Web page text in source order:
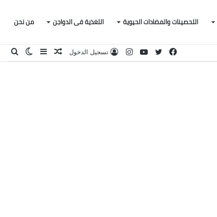
التحصينات والمضادات الحيوية التغذية فى الدواجن من نحن
الوضع إضافة مقال
تسجيل الدخولانستقرام يوتيوب تويتر
فيسبوك